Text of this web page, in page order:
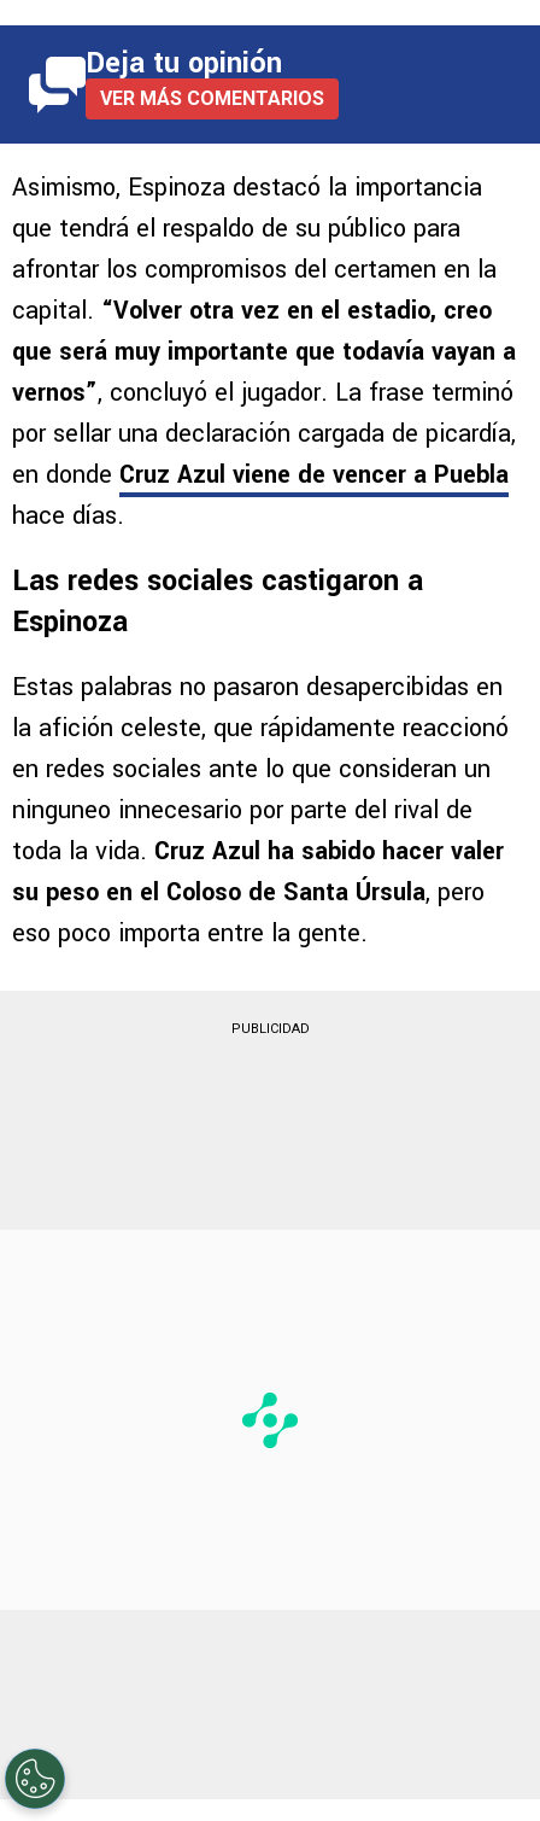
Deja tu opinión
VER MÁS COMENTARIOS
Asimismo, Espinoza destacó la importancia
que tendrá el respaldo de su público para
afrontar los compromisos del certamen en la
capital. “Volver otra vez en el estadio, creo
que será muy importante que todavía vayan a
vernos”, concluyó el jugador. La frase terminó
por sellar una declaración cargada de picardía,
en donde Cruz Azul viene de vencer a Puebla
hace días.
Las redes sociales castigaron a
Espinoza
Estas palabras no pasaron desapercibidas en
la afición celeste, que rápidamente reaccionó
en redes sociales ante lo que consideran un
ninguneo innecesario por parte del rival de
toda la vida. Cruz Azul ha sabido hacer valer
su peso en el Coloso de Santa Úrsula, pero
eso poco importa entre la gente.
PUBLICIDAD